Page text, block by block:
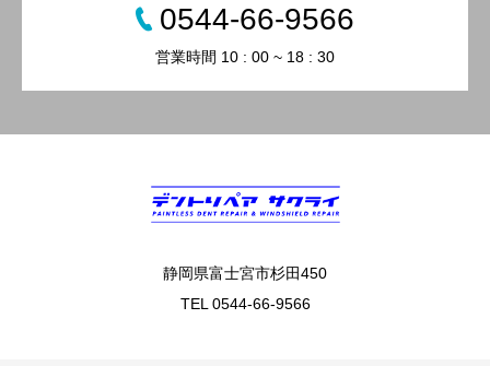
0544-66-9566
営業時間 10 : 00 ~ 18 : 30
静岡県富士宮市杉田450
TEL 0544-66-9566